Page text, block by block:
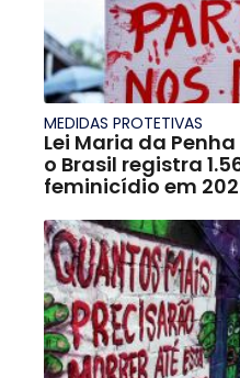
MEDIDAS PROTETIVAS
Lei Maria da
o Brasil registra
feminicídio em